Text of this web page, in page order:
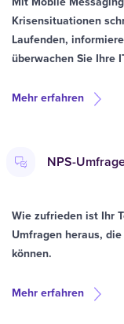
Krisensituationen
Laufenden,
überwachen Sie Ihre
Mehr erfahren
NPS-
Wie zufrieden ist Ihr
Umfragen heraus,
können.
Mehr erfahren